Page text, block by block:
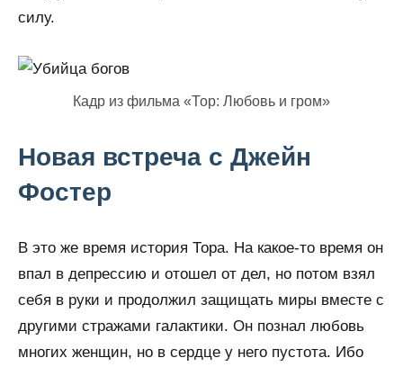
силу.
Кадр из фильма «Тор: Любовь и гром»
Новая встреча с Джейн
Фостер
В это же время история Тора. На какое-то время он
впал в депрессию и отошел от дел, но потом взял
себя в руки и продолжил защищать миры вместе с
другими стражами галактики. Он познал любовь
многих женщин, но в сердце у него пустота. Ибо